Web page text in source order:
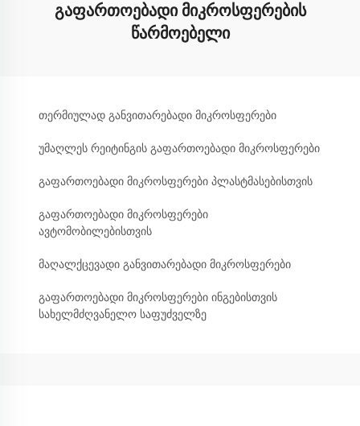
გაფართოებადი მიკროსფერების
წარმოებელი
თერმიულად განვითარებადი მიკროსფერები
უმაღლეს რეიტინგის გაფართოებადი მიკროსფერები
გაფართოებადი მიკროსფერები პლასტმასებისთვის
გაფართოებადი მიკროსფერები
ავტომობილებისთვის
მაღალქცევადი განვითარებადი მიკროსფერები
გაფართოებადი მიკროსფერები ინგებისთვის
სახელმძღვანელო საფუძველზე